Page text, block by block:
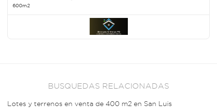
600m2
BUSQUEDAS RELACIONADAS
Lotes y terrenos en venta de 400 m2 en San Luis